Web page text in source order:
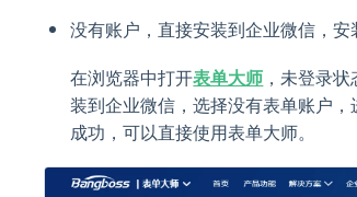
没有账户，直接安装到企业微信，安
在浏览器中打开表单大师 ，未登录
装到企业微信，选择没有表单账户
成功，可以直接使用表单大师。